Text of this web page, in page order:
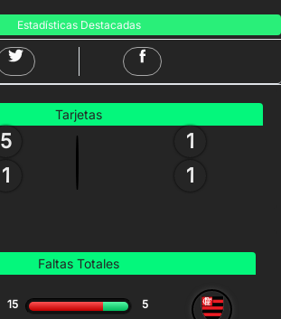
Estadísticas Destacadas
Tarjetas
5
1
1
1
Faltas Totales
15 5